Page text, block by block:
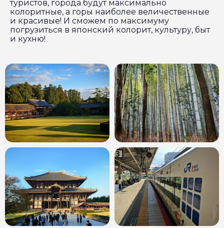
туристов, города будут максимально
колоритные, а горы наиболее величественные
и красивые! И сможем по максимуму
погрузиться в японский колорит, культуру, быт
и кухню!